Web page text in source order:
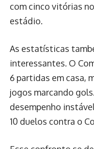
com cinco vitórias
estádio.
As estatísticas
interessantes. O
6 partidas em casa,
jogos marcando
desempenho
10 duelos contra o